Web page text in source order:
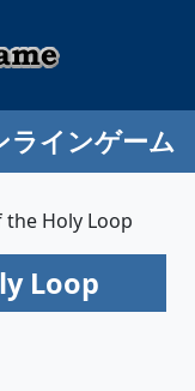
インゲーム
Holy Loop
Loop